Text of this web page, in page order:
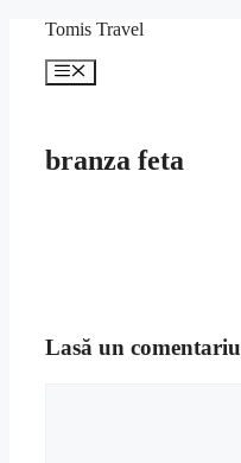
conținut
Tomis Travel
Meniu
branza feta
Lasă un comentariu